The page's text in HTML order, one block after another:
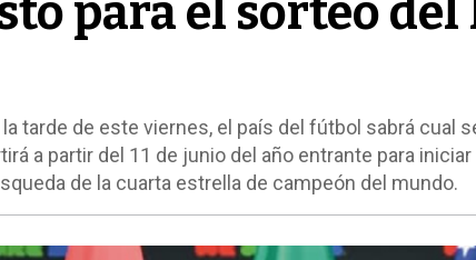
para el sorteo
tarde de este viernes, el país del fútbol sabrá cual
a partir del 11 de junio del año entrante para
de la cuarta estrella de campeón del mundo.